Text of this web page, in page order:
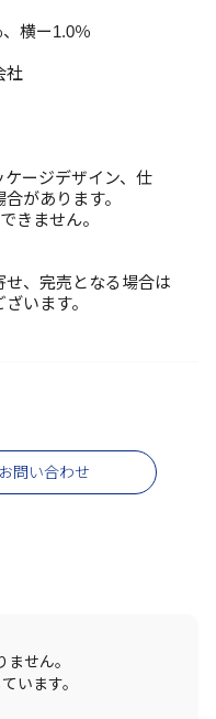
横ー1.0％
社
ケージデザイン、仕
があります。
きません。
、完売となる場合は
います。
問い合わせ
せん。
います。